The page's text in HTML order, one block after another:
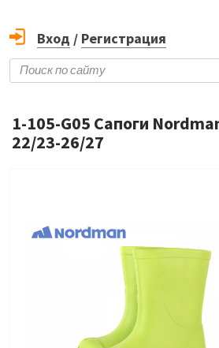
Вход / Регистрация
1-105-G05 Сапоги
22/23-26/27